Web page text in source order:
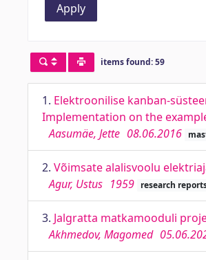
Apply
items found: 59
1. Elektroonilise kanban-
Implementation on the
Aasumäe, Jette 08.06.2016
2. Võimsate alalisvoolu
Agur, Ustus 1959 research
3. Jalgratta matkamooduli
Akhmedov, Magomed